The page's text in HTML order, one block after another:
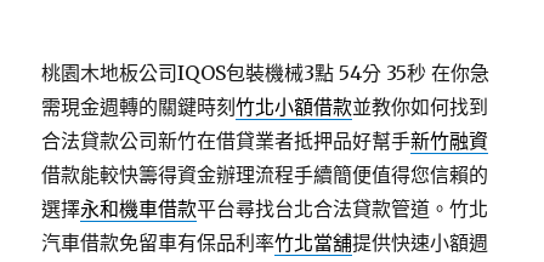
桃園木地板公司IQOS包裝機械3點 54分 35秒 在你急
需現金週轉的關鍵時刻竹北小額借款並教你如何找到
合法貸款公司新竹在借貸業者抵押品好幫手新竹融資
借款能較快籌得資金辦理流程手續簡便值得您信賴的
選擇永和機車借款平台尋找台北合法貸款管道。竹北
汽車借款免留車有保品利率竹北當舖提供快速小額週